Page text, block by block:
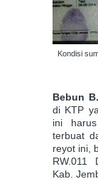
Kondisi
Bebun
di KTP
ini
terbuat
reyot ini,
RW.011
Kab.